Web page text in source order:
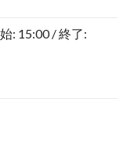
: 15:00 / 終了: